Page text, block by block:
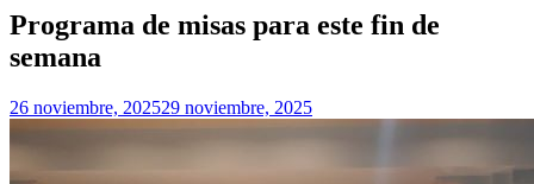
Programa de misas para este fin de
semana
26 noviembre, 202529 noviembre, 2025